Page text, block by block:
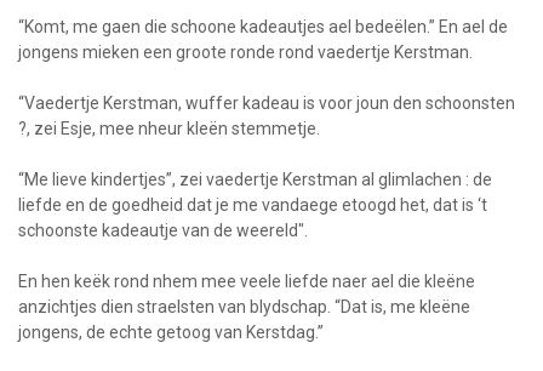
“Komt, me gaen die schoone kadeautjes ael bedeëlen.” En ael de
jongens mieken een groote ronde rond vaedertje Kerstman.
“Vaedertje Kerstman, wuffer kadeau is voor joun den schoonsten
?, zei Esje, mee nheur kleën stemmetje.
“Me lieve kindertjes”, zei vaedertje Kerstman al glimlachen : de
liefde en de goedheid dat je me vandaege etoogd het, dat is ‘t
schoonste kadeautje van de weereld".
En hen keëk rond nhem mee veele liefde naer ael die kleëne
anzichtjes dien straelsten van blydschap. “Dat is, me kleëne
jongens, de echte getoog van Kerstdag.”